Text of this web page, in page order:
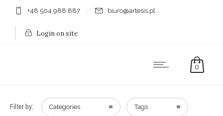
+48 504 988 887 biuro@artesis.pl
Login on site
0
Filter by: Categories Tags